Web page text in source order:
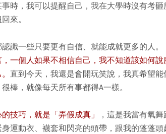
時，我可以提醒自己，我在大學時沒有考
來。
識一些只要更有自信、就能成就更多的人。
一個人如果不相信自己，我不知道該如何
直到今天，我還是會開玩笑說，我真希望
棒，就像每天所有事都得A一樣。
技巧，就是「弄假成真」
，這是我當有氧
運動衣、襪套和閃亮的頭帶，跟我的蓬蓬頭